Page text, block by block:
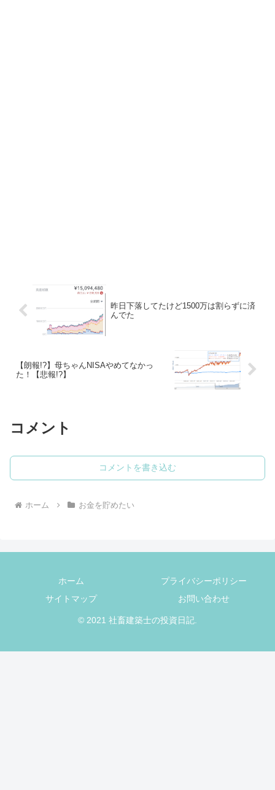
昨日下落してたけど1500万は割らずに済
んでた
【朗報!?】母ちゃんNISAやめてなかっ
た！【悲報!?】
コメント
コメントを書き込む
ホーム お金を貯めたい
ホーム
プライバシーポリシー
サイトマップ
お問い合わせ
© 2021 社畜建築士の投資日記.